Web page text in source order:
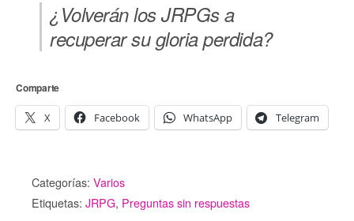
¿Volverán los JRPGs a
recuperar su gloria perdida?
Comparte
X Facebook WhatsApp Telegram
Categorías: Varios
Etiquetas: JRPG, Preguntas sin respuestas